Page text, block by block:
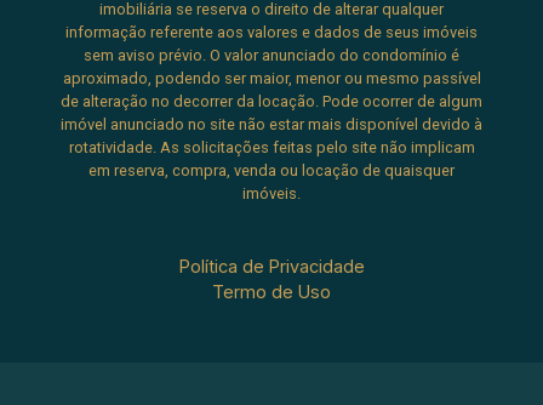
imobiliária se reserva o direito de alterar qualquer
informação referente aos valores e dados de seus imóveis
sem aviso prévio. O valor anunciado do condomínio é
aproximado, podendo ser maior, menor ou mesmo passível
de alteração no decorrer da locação. Pode ocorrer de algum
imóvel anunciado no site não estar mais disponível devido à
rotatividade. As solicitações feitas pelo site não implicam
em reserva, compra, venda ou locação de quaisquer
imóveis.
Política de Privacidade
Termo de Uso